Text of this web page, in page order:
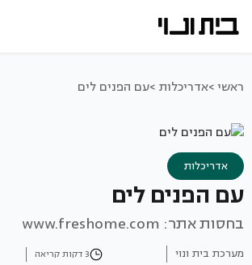
ראשי >אדריכלות >עם הפנים לים
אדריכלות
עם הפנים לים
בחסות אתר: www.freshome.com
מערכת בית ונוי 3 דקות קריאה